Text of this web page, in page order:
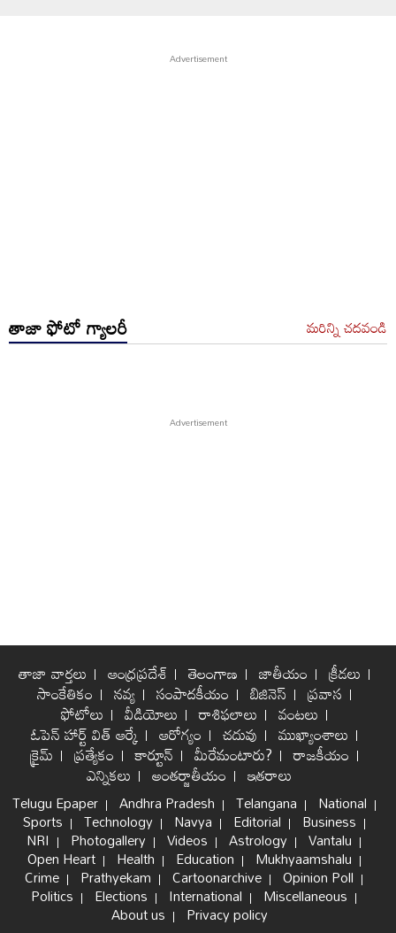
తాజా ఫోటో గ్యాలరీ మరిన్ని చదవండి
తాజా వార్తలు ఆంధ్రప్రదేశ్ తెలంగాణ జాతీయం క్రీడలు
సాంకేతికం నవ్య సంపాదకీయం బిజినెస్ ప్రవాస
ఫోటోలు వీడియోలు రాశిఫలాలు వంటలు
ఓపెన్ హార్ట్ విత్ ఆర్కే ఆరోగ్యం చదువు ముఖ్యాంశాలు
క్రైమ్ ప్రత్యేకం కార్టూన్ మీరేమంటారు? రాజకీయం
ఎన్నికలు అంతర్జాతీయం ఇతరాలు
Telugu Epaper Andhra Pradesh Telangana National
Sports Technology Navya Editorial Business
NRI Photogallery Videos Astrology Vantalu
Open Heart Health Education Mukhyaamshalu
Crime Prathyekam Cartoonarchive Opinion Poll
Politics Elections International Miscellaneous
About us Privacy policy